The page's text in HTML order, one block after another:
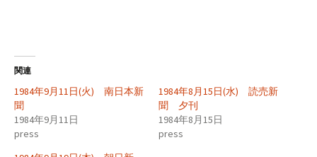
関連
1984年9月11日(火) 南日本新
聞
1984年9月11日
press
1984年8月15日(水) 読売新
聞 夕刊
1984年8月15日
press